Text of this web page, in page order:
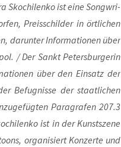
Skoch­i­len­ko ist eine Song­wri­
Preis­schil­der in ört­li­chen
dar­un­ter Infor­ma­tio­nen über
/ Der Sankt Peters­bur­ge­rin
über den Ein­satz der
Befug­nis­se der staat­li­chen
Para­gra­fen 207.3
ist in der Kunst­sze­ne
orga­ni­siert Kon­zer­te und